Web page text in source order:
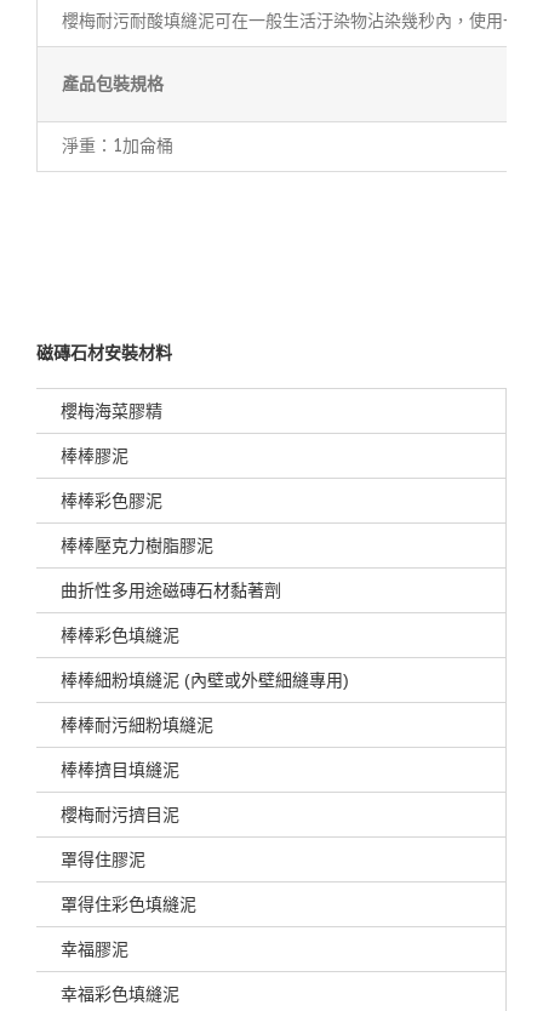
櫻梅耐污耐酸填縫泥可在一般生活汙染物沾染幾秒內，使用一
產品包裝規格
淨重：1加侖桶
磁磚石材安裝材料
櫻梅海菜膠精
棒棒膠泥
棒棒彩色膠泥
棒棒壓克力樹脂膠泥
曲折性多用途磁磚石材黏著劑
棒棒彩色填縫泥
棒棒細粉填縫泥 (內壁或外壁細縫專用)
棒棒耐污細粉填縫泥
棒棒擠目填縫泥
櫻梅耐污擠目泥
罩得住膠泥
罩得住彩色填縫泥
幸福膠泥
幸福彩色填縫泥